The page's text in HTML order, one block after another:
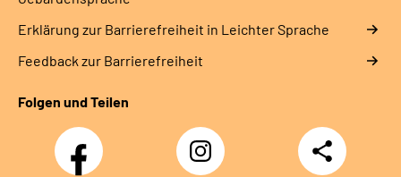
Erklärung zur Barrierefreiheit in Leichter Sprache
Feedback zur Barrierefreiheit
Folgen und Teilen
Facebook Instagram
Teilen